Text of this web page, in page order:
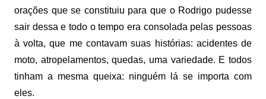
orações que se constituiu para que o Rodrigo pudesse
sair dessa e todo o tempo era consolada pelas pessoas
à volta, que me contavam suas histórias: acidentes de
moto, atropelamentos, quedas, uma variedade. E todos
tinham a mesma queixa: ninguém lá se importa com
eles.